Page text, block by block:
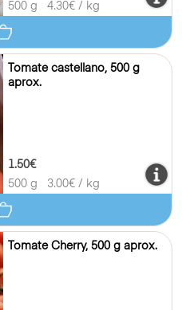
500 g
4.30€ / kg
Tomate castellano, 500 g
aprox.
1.50€
500 g
3.00€ / kg
Tomate Cherry, 500 g aprox.